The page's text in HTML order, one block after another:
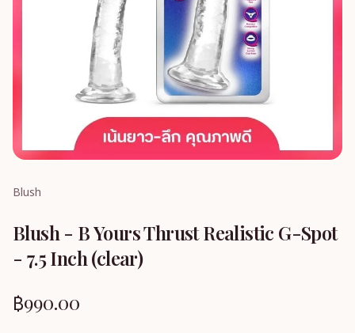
Blush
Blush - B Yours Thrust Realistic G-Spot
- 7.5 Inch (clear)
฿990.00